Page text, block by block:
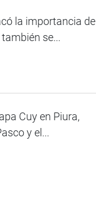
la importancia de
se...
Cuy en Piura,
y el...